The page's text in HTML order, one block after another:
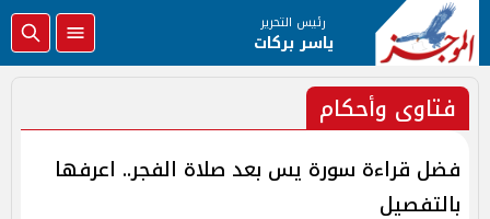
رئيس التحرير
ياسر بركات
فتاوى وأحكام
فضل قراءة سورة يس بعد صلاة الفجر.. اعرفها
بالتفصيل